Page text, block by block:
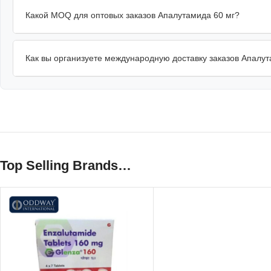
Какой MOQ для оптовых заказов Апалутамида 60 мг?
Как вы организуете международную доставку заказов
Top Selling Brands…